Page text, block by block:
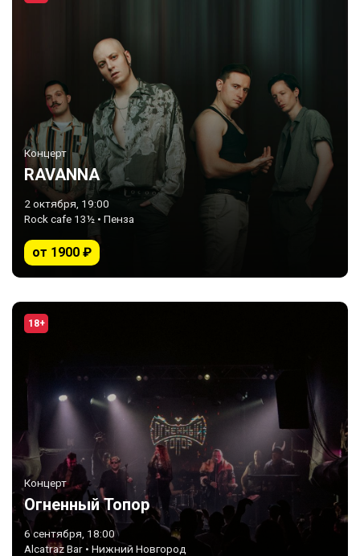
Концерт
RAVANNA
2 октября, 19:00
Rock cafe 13½ • Пенза
от 1900 ₽
18+
Концерт
Огненный Топор
6 сентября, 18:00
Alcatraz Bar • Нижний Новгород